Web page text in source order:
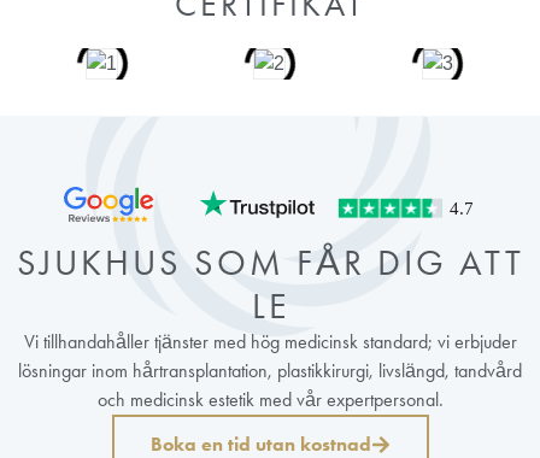
SJUKHUS SOM FÅR DIG ATT
LE
Vi tillhandahåller tjänster med hög medicinsk standard; vi erbjuder
lösningar inom hårtransplantation, plastikkirurgi, livslängd, tandvård
och medicinsk estetik med vår expertpersonal.
Boka en tid utan kostnad